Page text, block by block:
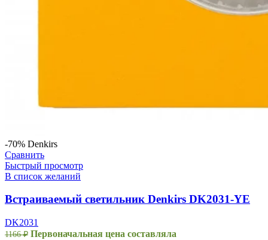
-70% Denkirs
Сравнить
Быстрый просмотр
В список желаний
Встраиваемый светильник Denkirs DK2031-YE
DK2031
1166₽ Первоначальная цена составляла